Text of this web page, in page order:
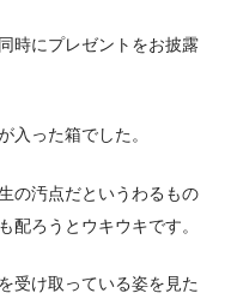
時にプレゼントをお披露
入った箱でした。
の汚点だというわるもの
配ろうとウキウキです。
受け取っている姿を見た